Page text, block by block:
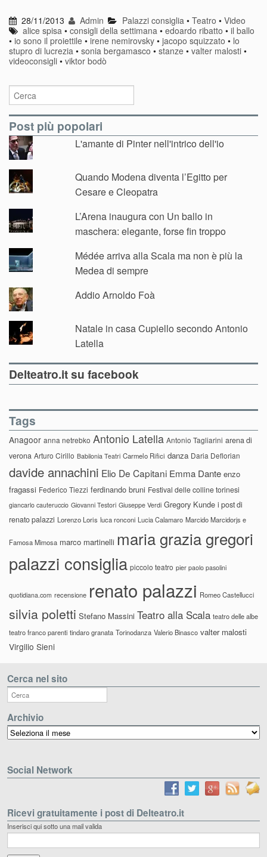
28/11/2013 Admin Palazzi consiglia• Teatro • Video
alice spisa •consigli della settimana •edoardo ribatto •il ballo
• io sono il proiettile • irene nemirovsky • jacopo squizzato • lo
stupro di lucrezia • sonia bergamasco • stanze • valter malosti •
videoconsigli • viktor bodò
Post più popolari
L'amante di Pinter nell'intrico dell'io
Quando Modena diventa l’Egitto per
Cesare e Cleopatra
L’Arena inaugura con Un ballo in
maschera: elegante, forse fin troppo
Médée arriva alla Scala ma non è più la
Medea di sempre
Addio Arnoldo Foà
Natale in casa Cupiello secondo Antonio
Latella
Delteatro.it su facebook
Tags
Anagoor anna netrebko Antonio Latella Antonio Tagliarini arena di
verona Arturo Cirillo Babilonia Teatri Carmelo Rifici danza Daria Deflorian
davide annachini Elio De Capitani Emma Dante enzo
fragassi Federico Tiezzi ferdinando bruni Festival delle colline torinesi
giancarlo cauteruccio Giovanni Testori Giuseppe Verdi Gregory Kunde i post di
renato palazzi Lorenzo Loris luca ronconi Lucia Calamaro Marcido Marcidorjs e
Famosa Mimosa marco martinelli maria grazia gregori
palazzi consiglia piccolo teatro pier paolo pasolini
quotidiana.com recensione renato palazzi Romeo Castellucci
silvia poletti Stefano Massini Teatro alla Scala teatro delle albe
teatro franco parenti tindaro granata Torinodanza Valerio Binasco valter malosti
Virgilio Sieni
Cerca nel sito
Archivio
Archivio
Social Network
Ricevi gratuitamente i post di Delteatro.it
Inserisci qui sotto una mail valida